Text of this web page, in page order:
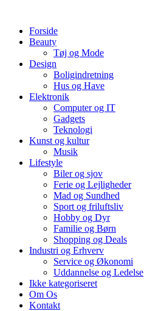
indholdForside
Beauty
Tøj og Mode
Design
Boligindretning
Hus og Have
Elektronik
Computer og IT
Gadgets
Teknologi
Kunst og kultur
Musik
Lifestyle
Biler og sjov
Ferie og Lejligheder
Mad og Sundhed
Sport og friluftsliv
Hobby og Dyr
Familie og Børn
Shopping og Deals
Industri og Erhverv
Service og Økonomi
Uddannelse og Ledelse
Ikke kategoriseret
Om Os
Kontakt